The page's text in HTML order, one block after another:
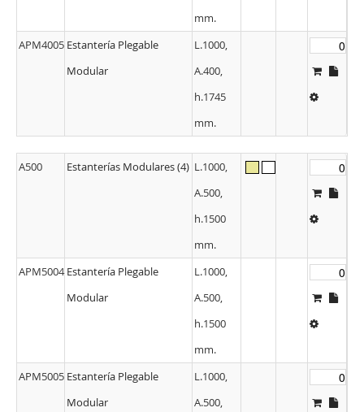
mm.
APM4005 Estantería Plegable
Modular
L.1000,
A.400,
h.1745
mm.
A500 Estanterías Modulares (4) L.1000,
A.500,
h.1500
mm.
APM5004 Estantería Plegable
Modular
L.1000,
A.500,
h.1500
mm.
APM5005 Estantería Plegable
Modular
L.1000,
A.500,